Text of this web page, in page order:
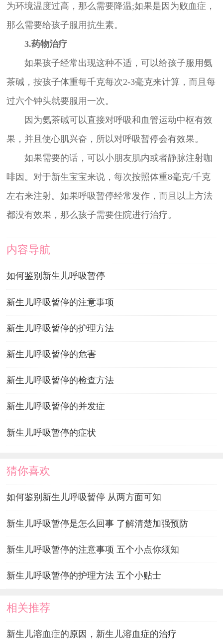
为环境温度过高，那么需要降温;如果是因为败血症，
那么需要给孩子服用抗生素。
3.药物治疗
如果孩子经常出现这种不适，可以给孩子服用氨
茶碱，按孩子体重每千克每次2-3毫克来计算，而且每
过六个钟头就要服用一次。
因为氨茶碱可以直接对呼吸和血管运动中枢有效
果，并且使心肌兴奋，所以对呼吸暂停会有效果。
如果需要的话，可以小朋友肌内或者静脉注射咖
啡因。对于新生宝宝来说，每次按照体重8毫克/千克
左右来注射。如果呼吸暂停经常发作，而且以上方法
都没有效果，那么孩子需要住院进行治疗。
内容导航
如何鉴别新生儿呼吸暂停
新生儿呼吸暂停的注意事项
新生儿呼吸暂停的护理方法
新生儿呼吸暂停的危害
新生儿呼吸暂停的检查方法
新生儿呼吸暂停的并发症
新生儿呼吸暂停的症状
猜你喜欢
如何鉴别新生儿呼吸暂停 从两方面可知
新生儿呼吸暂停是怎么回事 了解清楚加强预防
新生儿呼吸暂停的注意事项 五个小点你须知
新生儿呼吸暂停的护理方法 五个小贴士
相关推荐
新生儿溶血症的原因，新生儿溶血症的治疗